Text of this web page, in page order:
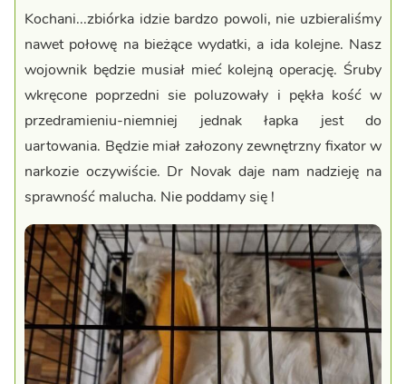
Kochani...zbiórka idzie bardzo powoli, nie uzbieraliśmy
nawet połowę na bieżące wydatki, a ida kolejne. Nasz
wojownik będzie musiał mieć kolejną operację. Śruby
wkręcone poprzedni sie poluzowały i pękła kość w
przedramieniu-niemniej jednak łapka jest do
uartowania. Będzie miał załozony zewnętrzny fixator w
narkozie oczywiście. Dr Novak daje nam nadzieję na
sprawność malucha. Nie poddamy się !